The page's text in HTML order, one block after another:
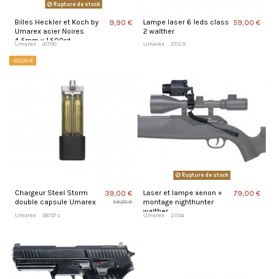
Rupture de stock
Billes Heckler et Koch by
Umarex acier Noires
4,5mm x 1.500rd
Umarex 41700
9,90 €
Lampe laser 6 leds class
2 walther
Umarex 21129
59,00 €
-20,00 €
Chargeur Steel Storm
double capsule Umarex
Umarex 58157.c
39,00 €
59,00 €
Rupture de stock
Laser et lampe xenon +
montage nighthunter
walther
Umarex 21104
79,00 €